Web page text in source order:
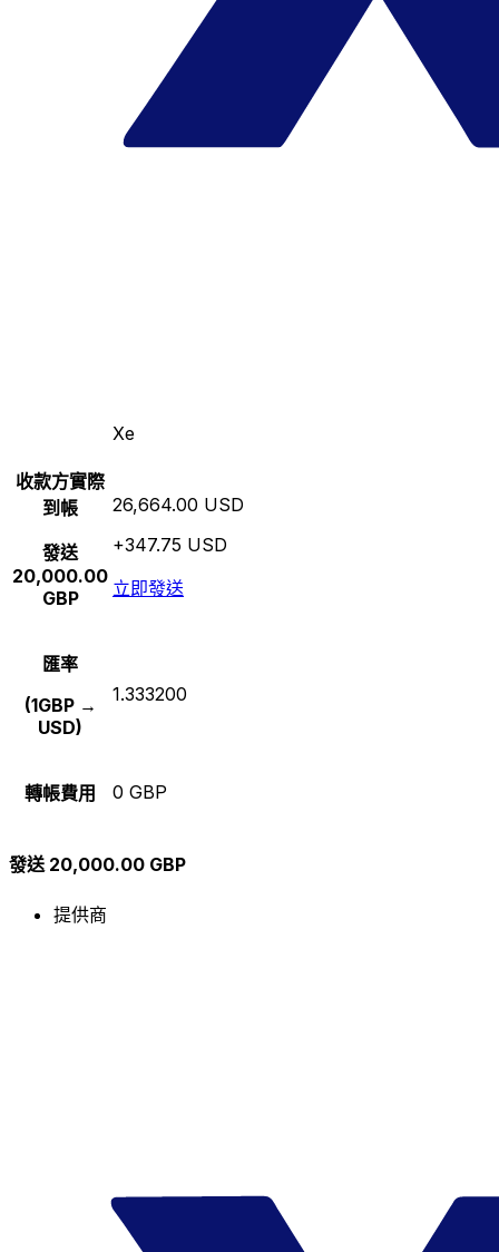
Xe
收款方實際
到帳
發送
20,000.00
GBP
26,664.00 USD
+347.75 USD
立即發送
匯率
(1GBP →
USD)
1.333200
轉帳費用 0 GBP
發送 20,000.00 GBP
提供商